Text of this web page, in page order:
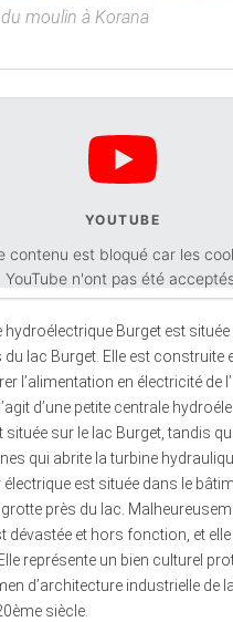
du moulin à Korana
YOUTUBE
contenu est bloqué car les
YouTube n'ont pas été
Accepter les cookies
hydroélectrique Burget est
du lac Burget. Elle est construite
l’alimentation en électricité de
d’une petite centrale
située sur le lac Burget, tandis
qui abrite la turbine
électrique est située dans le
près du lac.
dévastée et hors fonction, et
représente un bien culturel
d’architecture industrielle de
siècle.